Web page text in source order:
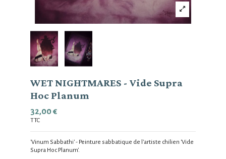
WET NIGHTMARES - Vide Supra
Hoc Planum
32,00 €
TTC
'Vinum Sabbathi' - Peinture sabbatique de l'artiste chilien 'Vide
Supra Hoc Planum'.